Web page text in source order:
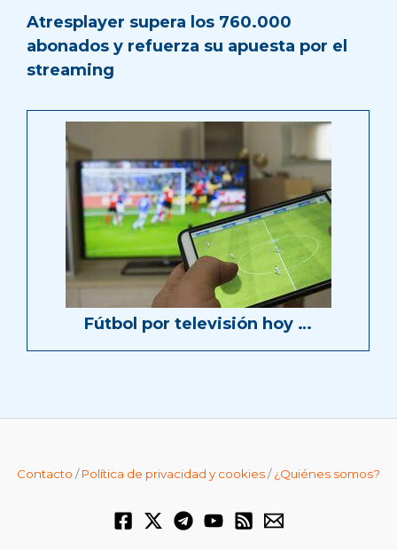
Atresplayer supera los 760.000
abonados y refuerza su apuesta por el
streaming
Fútbol por televisión hoy …
Contacto /Política de privacidad y cookies/¿Quiénes somos?